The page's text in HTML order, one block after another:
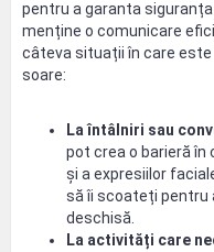
pentru a garanta
menține o comunicare
câteva situații în care
soare:
La întâlniri sau
pot crea o barieră în
și a expresiilor
să îi scoateți pentru
deschisă.
La activități care